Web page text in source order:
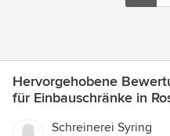
Hervorgehobene
für Einbauschränke in
Schreinerei Syring